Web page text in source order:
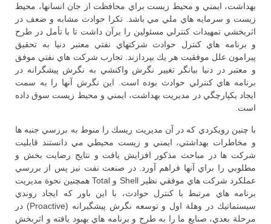
بهداشت، ايمني و محيط زيست براي محافظت از جان انسانها، محيط
زيست و سرمايه هاي ملي مي باشد. تكرا حوادث مشابه و ضعف در
اثربخشي تمهيدات كنترلي مسئولين را برآن داشت تا با تأمل در طرح
و برنامه هاي كنترل حوادث شركتهاي نفتي معتبر دنيا به تحقيق
پيرامون علل موفقيت هر يك بپردازند. تجارب شركت هاي نفتي موفق
و معتبر در دنيا بيانگر تغيير نگرش واكنشي به نگرش پيشگرانه در
برنامه هاي كنترلي حوادث بوده است. اين نگرش آنها را به سمت
ايجاد يكپارچگي در مديريت بهداشت، ايمني و محيط زيست سوق داده
است.
با چنين رويكردي كه در آن مديريت ريسك را منوط به بررسي جنبه ها
و مخاطرات بهداشتي، ايمني و زيست محيطي مي دانستند قابليت
شركت ها در مباحث مذكور افزايش يافت و نتايج رضايت بخش و
مطلوبي را براي آنها فراهم آورد. در صنعت نفت نيز پس از بررسي
عملكرد شركت هاي موفقي نظير Shell و Total همچنين نحوة مديريت
برنامه هاي مرتبط با كنترل حوادث، با اين باور كه ايجاد روندي
سيستماتيك در وهلة اول و توسعه نگرش پيشگيرانه (Proactive) در
مرحلة بعدي، صنايع ما را به طرح و برنامه هاي بهبود يافته و اثربخش